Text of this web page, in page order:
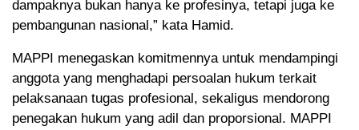
dampaknya bukan hanya ke profesinya, tetapi juga ke
pembangunan nasional,” kata Hamid.
MAPPI menegaskan komitmennya untuk mendampingi
anggota yang menghadapi persoalan hukum terkait
pelaksanaan tugas profesional, sekaligus mendorong
penegakan hukum yang adil dan proporsional. MAPPI